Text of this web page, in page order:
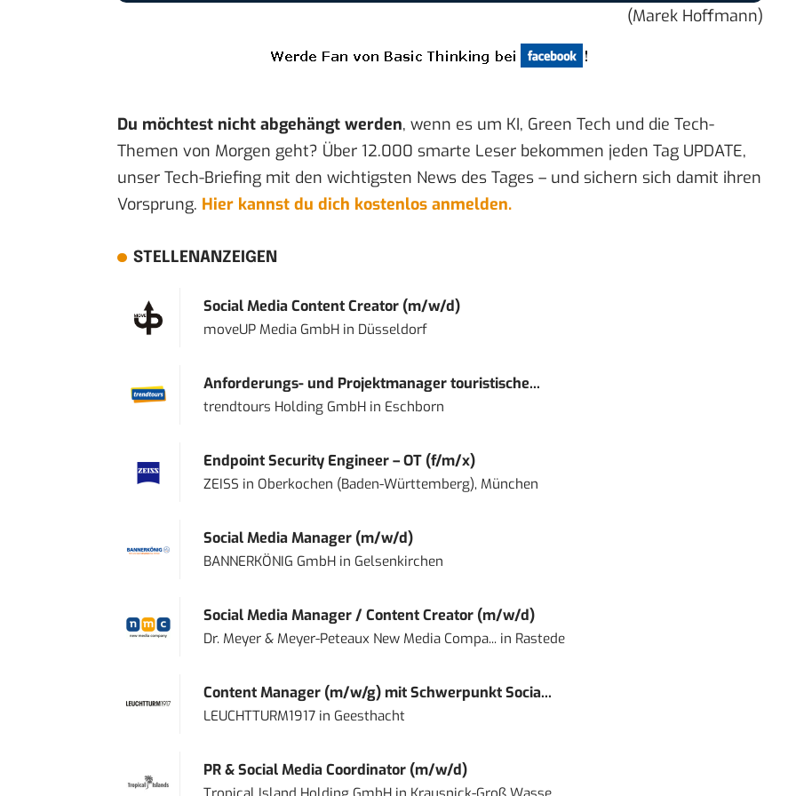
(Marek Hoffmann)
Du möchtest nicht abgehängt werden, wenn es um KI, Green Tech und die Tech-
Themen von Morgen geht? Über 12.000 smarte Leser bekommen jeden Tag UPDATE,
unser Tech-Briefing mit den wichtigsten News des Tages – und sichern sich damit ihren
Vorsprung. Hier kannst du dich kostenlos anmelden.
STELLENANZEIGEN
Social Media Content Creator (m/w/d)
moveUP Media GmbHin Düsseldorf
Anforderungs- und Projektmanager touristische...
trendtours Holding GmbHin Eschborn
Endpoint Security Engineer – OT (f/m/x)
ZEISS in Oberkochen (Baden-Württemberg), München
Social Media Manager (m/w/d)
BANNERKÖNIG GmbHin Gelsenkirchen
Social Media Manager / Content Creator (m/w/d)
Dr. Meyer & Meyer-Peteaux New Media Compa...in Rastede
Content Manager (m/w/g) mit Schwerpunkt Socia...
LEUCHTTURM1917in Geesthacht
PR & Social Media Coordinator (m/w/d)